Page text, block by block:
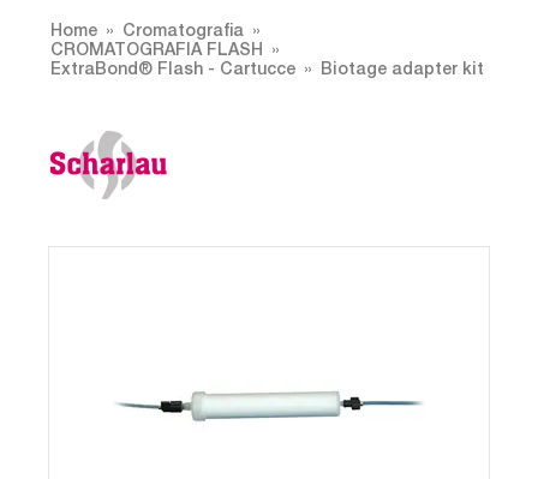
Home
Cromatografia
CROMATOGRAFIA FLASH
ExtraBond® Flash - Cartucce
Biotage adapter kit